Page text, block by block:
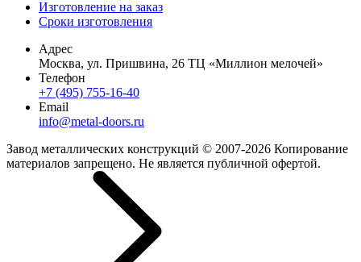
Изготовление на заказ
Сроки изготовления
Адрес
Москва, ул. Пришвина, 26 ТЦ «Миллион мелочей»
Телефон
+7 (495) 755-16-40
Email
info@metal-doors.ru
Завод металлических конструкций © 2007-2026 Копирование
материалов запрещено. Не является публичной офертой.